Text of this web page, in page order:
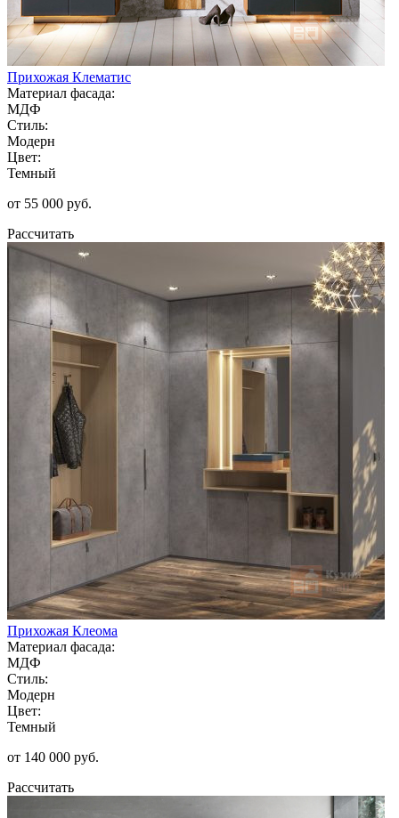
Прихожая Клематис
Материал фасада:
МДФ
Стиль:
Модерн
Цвет:
Темный
от 55 000 руб.
Рассчитать
Прихожая Клеома
Материал фасада:
МДФ
Стиль:
Модерн
Цвет:
Темный
от 140 000 руб.
Рассчитать